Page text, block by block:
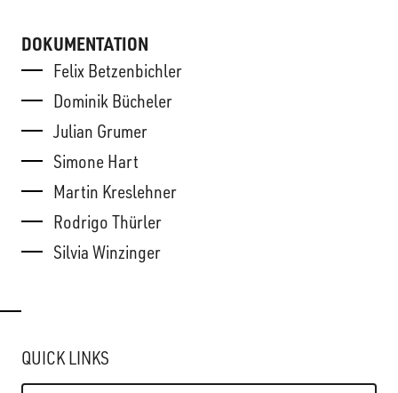
DOKUMENTATION
Felix Betzenbichler
Dominik Bücheler
Julian Grumer
Simone Hart
Martin Kreslehner
Rodrigo Thürler
Silvia Winzinger
QUICK LINKS